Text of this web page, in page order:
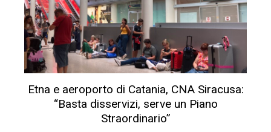
Etna e aeroporto di Catania, CNA Siracusa:
“Basta disservizi, serve un Piano
Straordinario”